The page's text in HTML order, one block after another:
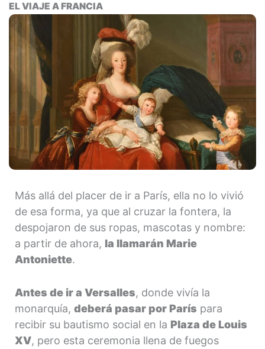
EL VIAJE A FRANCIA
Más allá del placer de ir a París, ella no lo vivió
de esa forma, ya que al cruzar la fontera, la
despojaron de sus ropas, mascotas y nombre:
a partir de ahora, la llamarán Marie
Antoniette.
Antes de ir a Versalles, donde vivía la
monarquía, deberá pasar por París para
recibir su bautismo social en la Plaza de Louis
XV, pero esta ceremonia llena de fuegos